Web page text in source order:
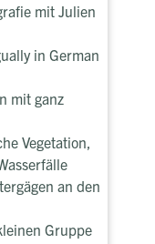
mit Julien
in German
mit ganz
Vegetation,
an den
Gruppe